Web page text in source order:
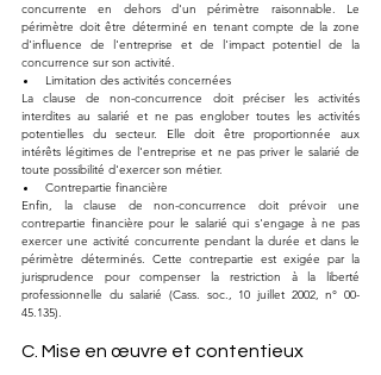
concurrente en dehors d'un périmètre raisonnable. Le
périmètre doit être déterminé en tenant compte de la zone
d'influence de l'entreprise et de l'impact potentiel de la
concurrence sur son activité.
Limitation des activités concernées
La clause de non-concurrence doit préciser les activités
interdites au salarié et ne pas englober toutes les activités
potentielles du secteur. Elle doit être proportionnée aux
intérêts légitimes de l'entreprise et ne pas priver le salarié de
toute possibilité d'exercer son métier.
Contrepartie financière
Enfin, la clause de non-concurrence doit prévoir une
contrepartie financière pour le salarié qui s'engage à ne pas
exercer une activité concurrente pendant la durée et dans le
périmètre déterminés. Cette contrepartie est exigée par la
jurisprudence pour compenser la restriction à la liberté
professionnelle du salarié (Cass. soc., 10 juillet 2002, n° 00-
45.135).
C. Mise en œuvre et contentieux